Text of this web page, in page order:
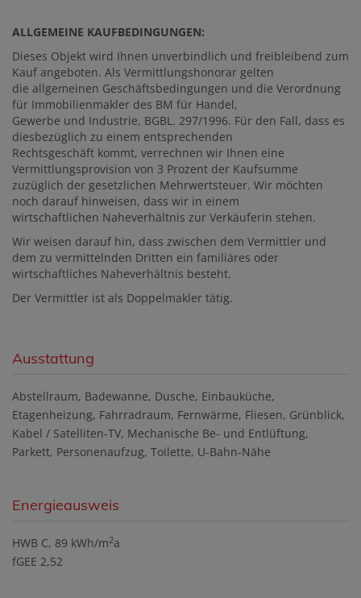
ALLGEMEINE KAUFBEDINGUNGEN:
Dieses Objekt wird Ihnen unverbindlich und freibleibend zum
Kauf angeboten. Als Vermittlungshonorar gelten
die allgemeinen Geschäftsbedingungen und die Verordnung
für Immobilienmakler des BM für Handel,
Gewerbe und Industrie, BGBL. 297/1996. Für den Fall, dass es
diesbezüglich zu einem entsprechenden
Rechtsgeschäft kommt, verrechnen wir Ihnen eine
Vermittlungsprovision von 3 Prozent der Kaufsumme
zuzüglich der gesetzlichen Mehrwertsteuer. Wir möchten
noch darauf hinweisen, dass wir in einem
wirtschaftlichen Naheverhältnis zur Verkäuferin stehen.
Wir weisen darauf hin, dass zwischen dem Vermittler und
dem zu vermittelnden Dritten ein familiäres oder
wirtschaftliches Naheverhältnis besteht.
Der Vermittler ist als Doppelmakler tätig.
Ausstattung
Abstellraum Badewanne Dusche Einbauküche
Etagenheizung Fahrradraum Fernwärme Fliesen Grünblick
Kabel / Satelliten-TV Mechanische Be- und Entlüftung
Parkett Personenaufzug Toilette U-Bahn-Nähe
Energieausweis
HWB C, 89 kWh/m2a
fGEE 2,52